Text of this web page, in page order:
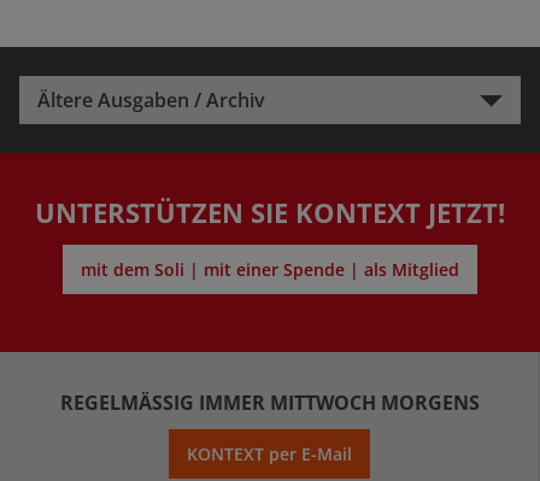
Ältere Ausgaben / Archiv
UNTERSTÜTZEN SIE KONTEXT JETZT!
mit dem Soli | mit einer Spende | als Mitglied
REGELMÄSSIG IMMER MITTWOCH MORGENS
KONTEXT per E-Mail